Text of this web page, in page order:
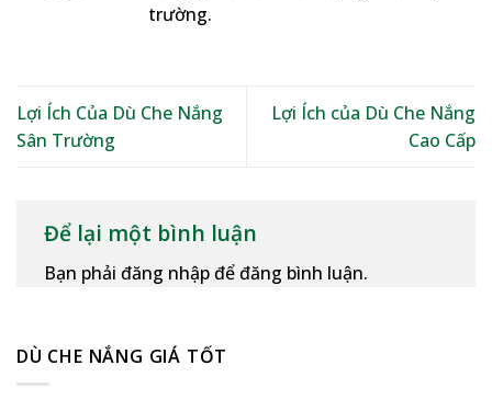
trường.
Lợi Ích Của Dù Che Nắng
Sân Trường
Lợi Ích của Dù Che Nắng
Cao Cấp
Để lại một bình luận
Bạn phải đăng nhập để đăng bình luận.
DÙ CHE NẮNG GIÁ TỐT